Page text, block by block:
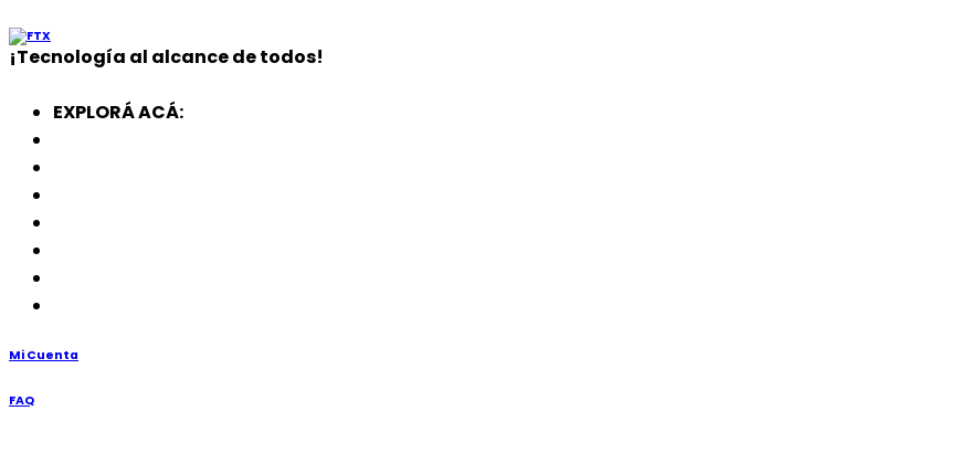
¡Tecnología al alcance de todos!
EXPLORÁ ACÁ:
Mi Cuenta
FAQ